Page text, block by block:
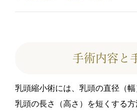
手術内容と
乳頭縮小術には、乳頭の直径（幅
乳頭の長さ（高さ）を短くする